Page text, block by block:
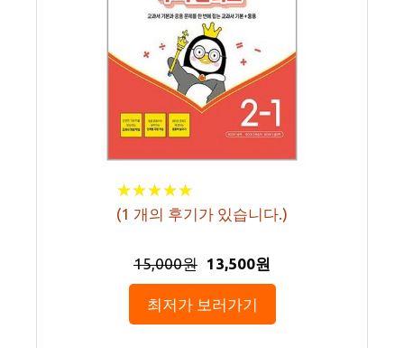
★★★★★
★★★★★
(1 개의 후기가 있습니다.)
15,000원 13,500원
최저가 보러가기